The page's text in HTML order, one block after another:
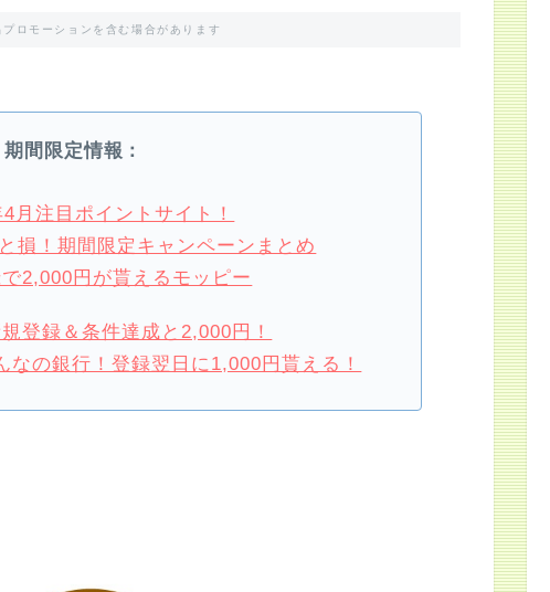
ロモーションを含む場合があります
期間限定情報：
月注目ポイントサイト！
損！期間限定キャンペーンまとめ
2,000円が貰えるモッピー
登録＆条件達成と2,000円！
なの銀行！登録翌日に1,000円貰える！